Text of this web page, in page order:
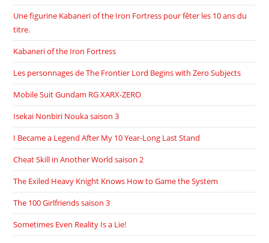
Une figurine Kabaneri of the Iron Fortress pour fêter les 10 ans du
titre.
Kabaneri of the Iron Fortress
Les personnages de The Frontier Lord Begins with Zero Subjects
Mobile Suit Gundam RG XARX-ZERO
Isekai Nonbiri Nouka saison 3
I Became a Legend After My 10 Year-Long Last Stand
Cheat Skill in Another World saison 2
The Exiled Heavy Knight Knows How to Game the System
The 100 Girlfriends saison 3
Sometimes Even Reality Is a Lie!